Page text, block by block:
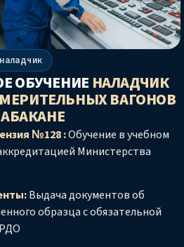
ОБУЧЕНИЕ НАЛАДЧИК
ВАГОНОВ
№128 :Обучение в учебном
Министерства
Выдача документов об
образца с обязательной